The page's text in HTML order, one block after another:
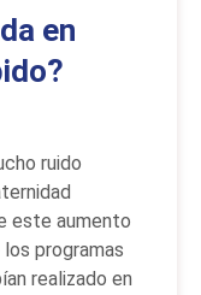
en
ruido
este aumento
programas
realizado en